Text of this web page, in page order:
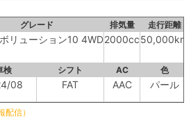
グレード 排気量 走行距離
リューション10 4WD2000cc50,000km
検 シフト AC 色
08 FAT AAC パール
信）